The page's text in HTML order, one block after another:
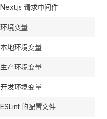
Next.js 请求中间件
环境变量
本地环境变量
生产环境变量
开发环境变量
ESLint 的配置文件